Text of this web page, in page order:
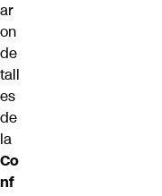
ar
on
de
tall
es
de
la
Co
nf